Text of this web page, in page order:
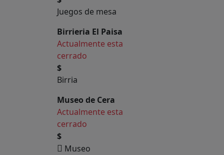
Juegos de mesa
Birrieria El Paisa
Actualmente esta
cerrado
$
Birria
Museo de Cera
Actualmente esta
cerrado
$
Museo